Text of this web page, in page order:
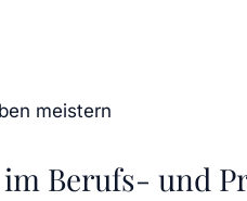
meistern
Berufs- und